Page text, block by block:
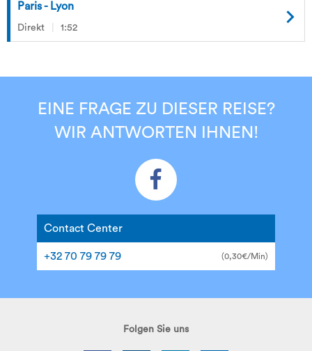
Paris - Lyon
Direkt 1:52
EINE FRAGE ZU DIESER REISE?
WIR ANTWORTEN IHNEN!
Contact Center
+32 70 79 79 79 (0,30€/Min)
Folgen Sie uns